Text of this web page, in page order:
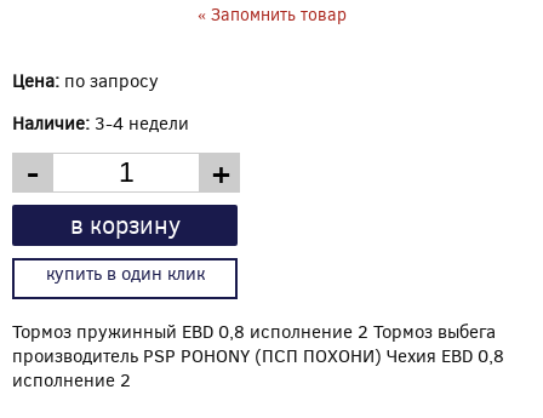
« Запомнить товар
Цена: по запросу
Наличие: 3-4 недели
- +
в корзину
купить в один клик
Тормоз пружинный EBD 0,8 исполнение 2 Тормоз выбега
производитель PSP POHONY (ПСП ПОХОНИ) Чехия EBD 0,8
исполнение 2